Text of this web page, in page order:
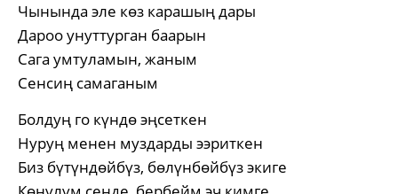
Чынында эле көз карашың дары
Дароо унуттурган баарын
Сага умтуламын, жаным
Сенсиң самаганым
Болдуң го күндө эңсеткен
Нуруң менен муздарды ээриткен
Биз бүтүндөйбүз, бөлүнбөйбүз экиге